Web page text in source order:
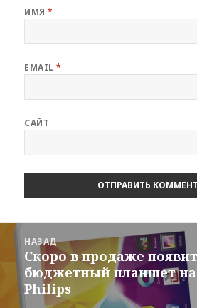
ИМЯ*
EMAIL*
САЙТ
Навигация
записям
НАЗАД
Предыдущая
запись:
Скоро в продаже
бюджетный планшет
Philips